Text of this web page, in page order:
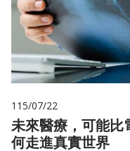
115/07/22
未來醫療，可能比
何走進真實世界